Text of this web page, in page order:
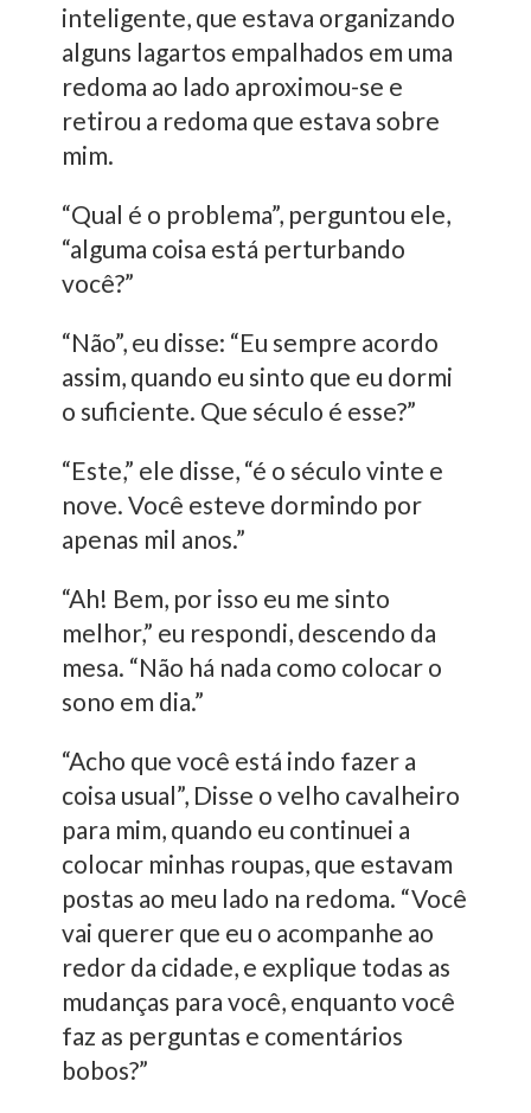
inteligente, que estava organizando
alguns lagartos empalhados em uma
redoma ao lado aproximou-se e
retirou a redoma que estava sobre
mim.
“Qual é o problema”, perguntou ele,
“alguma coisa está perturbando
você?”
“Não”, eu disse: “Eu sempre acordo
assim, quando eu sinto que eu dormi
o suficiente. Que século é esse?”
“Este,” ele disse, “é o século vinte e
nove. Você esteve dormindo por
apenas mil anos.”
“Ah! Bem, por isso eu me sinto
melhor,” eu respondi, descendo da
mesa. “Não há nada como colocar o
sono em dia.”
“Acho que você está indo fazer a
coisa usual”, Disse o velho cavalheiro
para mim, quando eu continuei a
colocar minhas roupas, que estavam
postas ao meu lado na redoma. “Você
vai querer que eu o acompanhe ao
redor da cidade, e explique todas as
mudanças para você, enquanto você
faz as perguntas e comentários
bobos?”